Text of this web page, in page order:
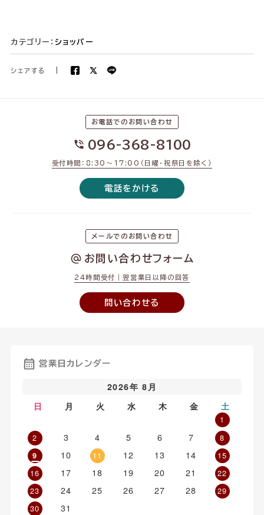
カテゴリー： ショッパー
シェアする
お電話でのお問い合わせ
096-368-8100
受付時間：8:30〜17:00（日曜・祝祭日を除く）
電話をかける
メールでのお問い合わせ
お問い合わせフォーム
24時間受付｜翌営業日以降の回答
問い合わせる
営業日カレンダー
2026年 8月
日
月 火 水 木 金 土
1
2
3 4 5 6 7 8
9 10 11 12 13 14
15
16
17 18 19 20 21
22
23
24 25 26 27 28
29
30
31